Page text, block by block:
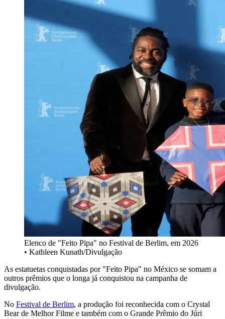
Elenco de "Feito Pipa" no Festival de Berlim, em 2026
• Kathleen Kunath/Divulgação
As estatuetas conquistadas por "Feito Pipa" no México se somam a
outros prêmios que o longa já conquistou na campanha de
divulgação.
No Festival de Berlim, a produção foi reconhecida com o Crystal
Bear de Melhor Filme e também com o Grande Prêmio do Júri